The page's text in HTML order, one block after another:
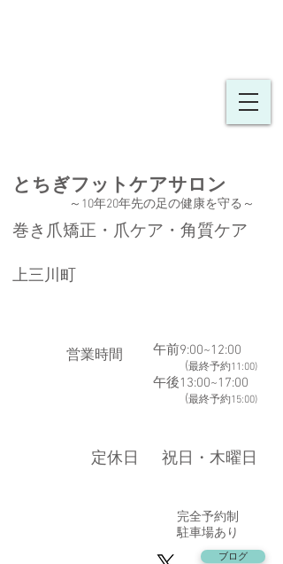
とちぎフットケア​​サロン
巻き爪矯正・爪ケア・角質ケア
上三川町
​定休日
​営業時間
​祝日・木曜日
午前9:00~12:00
(最終予約11:00)
午後13:00~17:00
​ (最終予約15:00)
～10年20年先の足の健康を守る ～
​完全予約制
駐車場あり
ブログ